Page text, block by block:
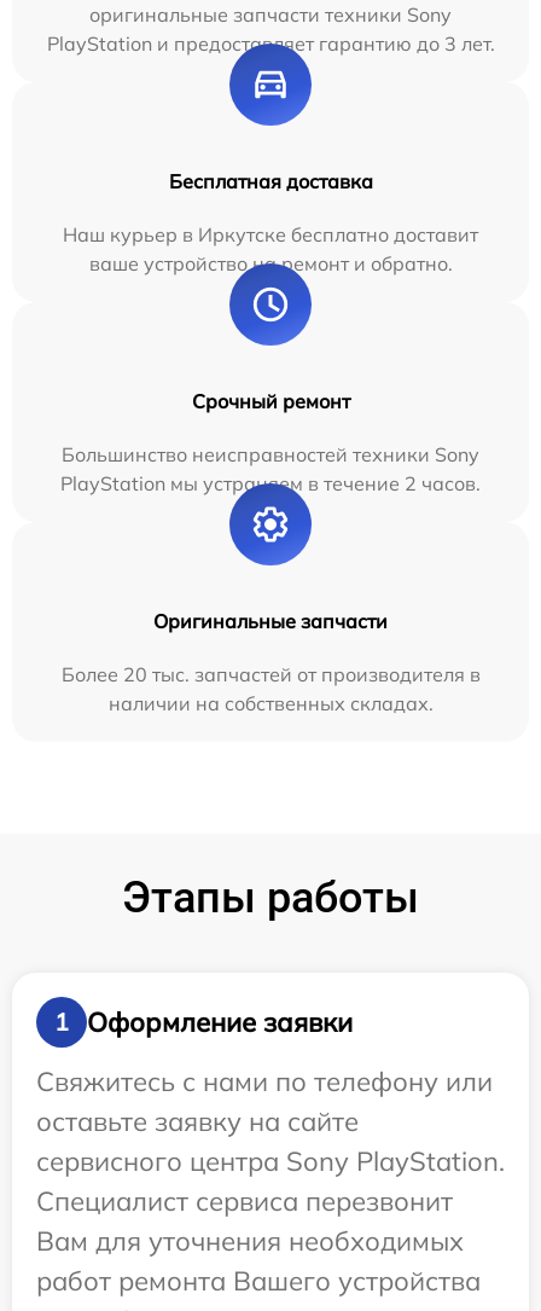
оригинальные запчасти техники Sony
PlayStation и предоставляет гарантию до 3 лет.
Бесплатная доставка
Наш курьер в Иркутске бесплатно доставит
ваше устройство на ремонт и обратно.
Срочный ремонт
Большинство неисправностей техники Sony
PlayStation мы устраняем в течение 2 часов.
Оригинальные запчасти
Более 20 тыс. запчастей от производителя в
наличии на собственных складах.
Этапы работы
1
Оформление заявки
Свяжитесь с нами по телефону или
оставьте заявку на сайте
сервисного центра Sony PlayStation.
Специалист сервиса перезвонит
Вам для уточнения необходимых
работ ремонта Вашего устройства